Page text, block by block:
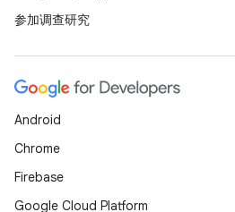
参加调查研究
Android
Chrome
Firebase
Google Cloud Platform